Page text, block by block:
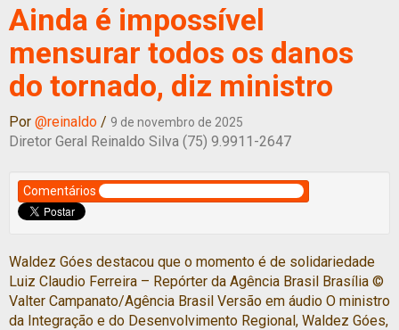
Ainda é impossível
mensurar todos os danos
do tornado, diz ministro
Por @reinaldo / 9 de novembro de 2025
Diretor Geral Reinaldo Silva (75) 9.9911-2647
Comentários
Waldez Góes destacou que o momento é de solidariedade
Luiz Claudio Ferreira – Repórter da Agência Brasil Brasília ©
Valter Campanato/Agência Brasil Versão em áudio O ministro
da Integração e do Desenvolvimento Regional, Waldez Góes,